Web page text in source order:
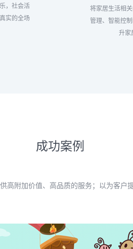
，社会活
实的全场
将家居生活相
管理、智能控
升家
成功案例
高附加价值、高品质的服务；以为客户